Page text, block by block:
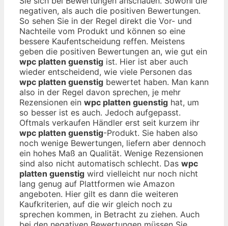
negativen, als auch die positiven Bewertungen.
So sehen Sie in der Regel direkt die Vor- und
Nachteile vom Produkt und können so eine
bessere Kaufentscheidung reffen. Meistens
geben die positiven Bewertungen an, wie gut ein
wpc platten guenstig ist. Hier ist aber auch
wieder entscheidend, wie viele Personen das
wpc platten guenstig bewertet haben. Man kann
also in der Regel davon sprechen, je mehr
Rezensionen ein wpc platten guenstig hat, um
so besser ist es auch. Jedoch aufgepasst.
Oftmals verkaufen Händler erst seit kurzem ihr
wpc platten guenstig-Produkt. Sie haben also
noch wenige Bewertungen, liefern aber dennoch
ein hohes Maß an Qualität. Wenige Rezensionen
sind also nicht automatisch schlecht. Das wpc
platten guenstig wird vielleicht nur noch nicht
lang genug auf Plattformen wie Amazon
angeboten. Hier gilt es dann die weiteren
Kaufkriterien, auf die wir gleich noch zu
sprechen kommen, in Betracht zu ziehen. Auch